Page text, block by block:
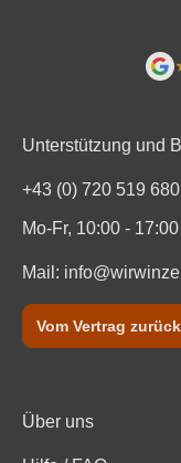
Unterstützung und
+43 (0) 720 519 680
Mo-Fr, 10:00 -
Mail:
Vom Vertrag
Über uns